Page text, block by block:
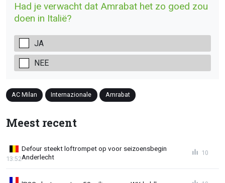
Had je verwacht dat Amrabat het zo goed zou
doen in Italië?
JA
NEE
AC Milan Internazionale Amrabat
Meest recent
Defour steekt loftrompet op voor seizoensbegin
Anderlecht
13:52
10